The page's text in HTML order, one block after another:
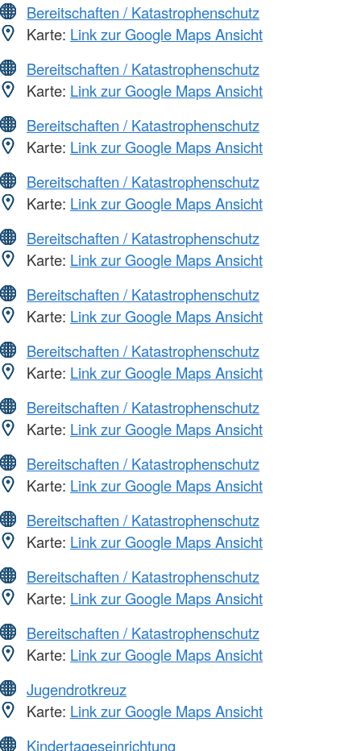
Bereitschaften / Katastrophenschutz
Karte: Link zur Google Maps Ansicht
Bereitschaften / Katastrophenschutz
Karte: Link zur Google Maps Ansicht
Bereitschaften / Katastrophenschutz
Karte: Link zur Google Maps Ansicht
Bereitschaften / Katastrophenschutz
Karte: Link zur Google Maps Ansicht
Bereitschaften / Katastrophenschutz
Karte: Link zur Google Maps Ansicht
Bereitschaften / Katastrophenschutz
Karte: Link zur Google Maps Ansicht
Bereitschaften / Katastrophenschutz
Karte: Link zur Google Maps Ansicht
Bereitschaften / Katastrophenschutz
Karte: Link zur Google Maps Ansicht
Bereitschaften / Katastrophenschutz
Karte: Link zur Google Maps Ansicht
Bereitschaften / Katastrophenschutz
Karte: Link zur Google Maps Ansicht
Bereitschaften / Katastrophenschutz
Karte: Link zur Google Maps Ansicht
Bereitschaften / Katastrophenschutz
Karte: Link zur Google Maps Ansicht
Jugendrotkreuz
Karte: Link zur Google Maps Ansicht
Kindertageseinrichtung